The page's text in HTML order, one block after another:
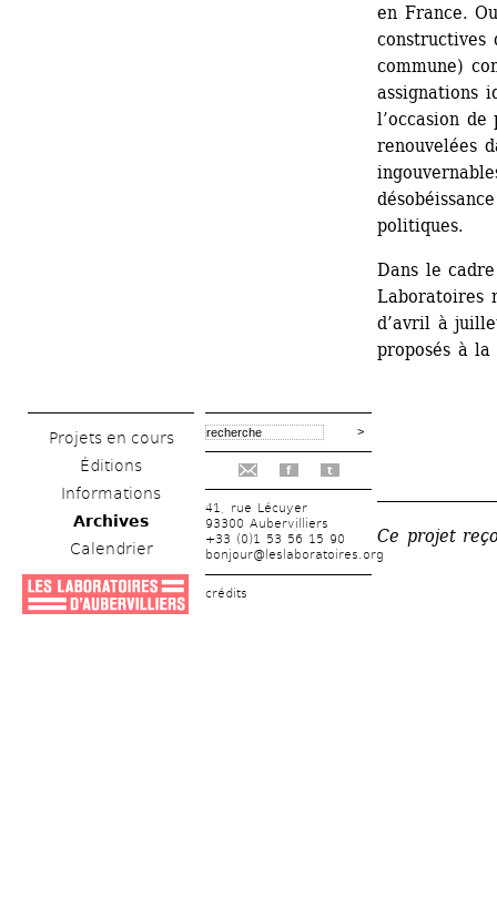
Projets en cours
Éditions
Informations
Archives
Calendrier
f t
41, rue Lécuyer
93300 Aubervilliers
+33 (0)1 53 56 15 90
bonjour@leslaboratoires.org
crédits
en France.
constructives
commune)
assignations
l’occasion
renouvelées
politiques.
Dans le
Laboratoires
d’avril à
proposés à
Ce projet